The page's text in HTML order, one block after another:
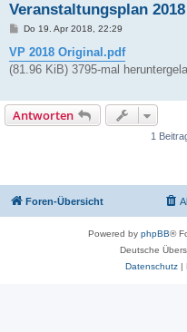
Veranstaltungsplan 2018
B
i
t
r
Do 19. Apr 2018, 22:29
VP 2018 Original.pdf
(81.96 KiB) 3795-mal
Antworten
1
Foren-Übersicht
Powered by phpBB®
Deutsche
Datenschutz|